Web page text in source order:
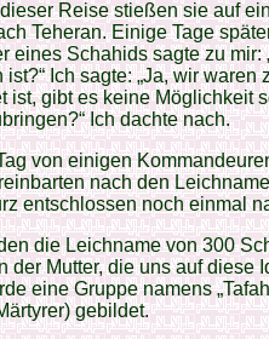
Reise stießen sie auf
Teheran. Einige Tage
eines Schahids sagte zu mir:
Ich sagte: „Ja, wir waren
ist, gibt es keine Möglichkeit
Ich dachte nach.
von einigen
nach den
entschlossen noch einmal
die Leichname von 300
der Mutter, die uns auf diese
eine Gruppe namens
gebildet.